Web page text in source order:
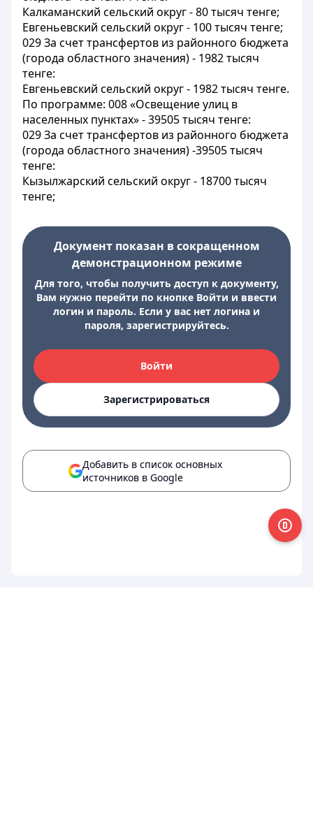
Калкаманский сельский округ - 80 тысяч тенге;
Евгеньевский сельский округ - 100 тысяч тенге;
029 За счет трансфертов из районного бюджета
(города областного значения) - 1982 тысяч
тенге:
Евгеньевский сельский округ - 1982 тысяч тенге.
По программе: 008 «Освещение улиц в
населенных пунктах» - 39505 тысяч тенге:
029 За счет трансфертов из районного бюджета
(города областного значения) -39505 тысяч
тенге:
Кызылжарский сельский округ - 18700 тысяч
тенге;
Документ показан в сокращенном
демонстрационном режиме
Для того, чтобы получить доступ к документу,
Вам нужно перейти по кнопке Войти и ввести
логин и пароль. Если у вас нет логина и
пароля, зарегистрируйтесь.
Войти
Зарегистрироваться
Добавить в список основных
источников в Google